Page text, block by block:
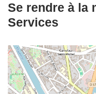
Se rendre à la
Services